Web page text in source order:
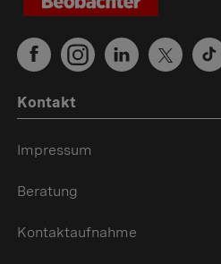
Kontakt
Impressum
Beratung
Kontaktaufnahme